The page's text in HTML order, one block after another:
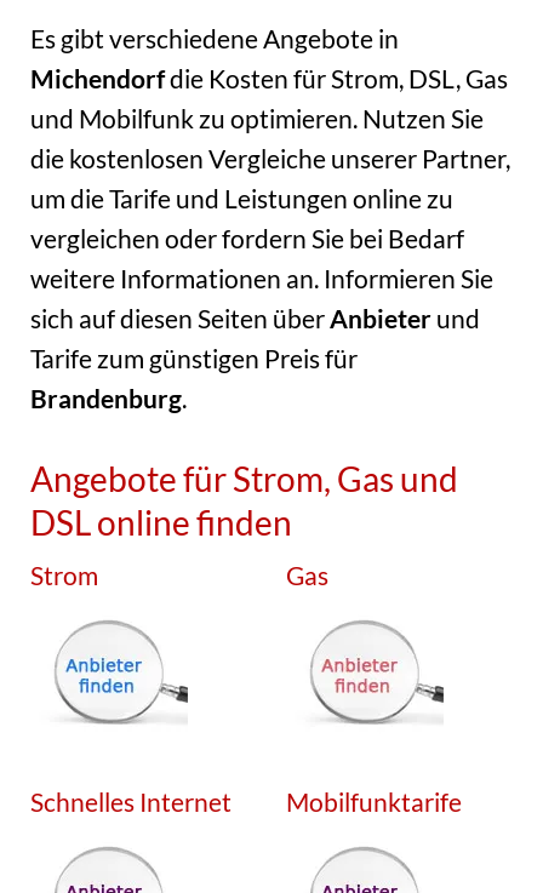
Es gibt verschiedene Angebote in
Michendorfdie Kosten für Strom, DSL, Gas
und Mobilfunk zu optimieren. Nutzen Sie
die kostenlosen Vergleiche unserer Partner,
um die Tarife und Leistungen online zu
vergleichen oder fordern Sie bei Bedarf
weitere Informationen an. Informieren Sie
sich auf diesen Seiten überAnbieterund
Tarife zum günstigen Preis für
Brandenburg.
Angebote für Strom, Gas und
DSL online finden
Strom Gas
Schnelles Internet Mobilfunktarife